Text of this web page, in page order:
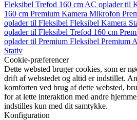
Fleksibel Trefod 160 cm AC oplader til
160 cm Premium Kamera Mikrofon
oplader til Fleksibel Fleksibel Kamera
oplader til Fleksibel Trefod 160 cm
oplader til Premium Fleksibel Premium
Stativ
Cookie-præferencer
Dette websted bruger cookies, som er
drift af webstedet og altid er indstillet.
komforten ved brug af dette websted,
for at lette interaktion med andre
indstilles kun med dit samtykke.
Konfiguration